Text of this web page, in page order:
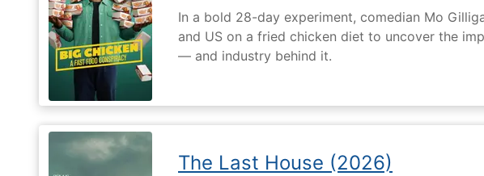
In a bold 28-day experiment, comedian Mo
and US on a fried chicken diet to uncover the
— and industry behind it.
The Last House (2026)